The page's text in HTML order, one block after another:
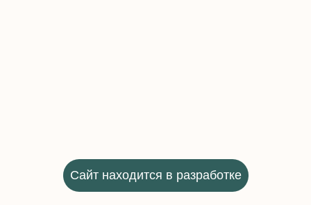
Сайт находится в разработке